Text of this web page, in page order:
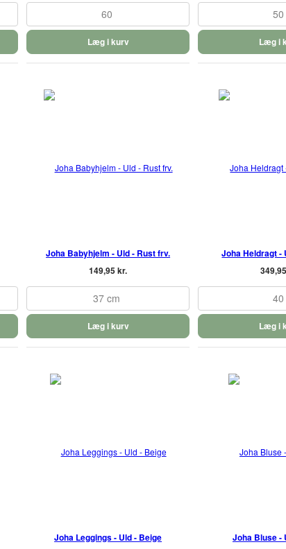
60
Læg i kurv
50
Læg i
Joha Babyhjelm - Uld - Rust frv.
149,95 kr.
37 cm
Læg i kurv
Joha Heldragt -
40
Læg i
Joha Leggings - Uld - Beige
Joha Bluse -